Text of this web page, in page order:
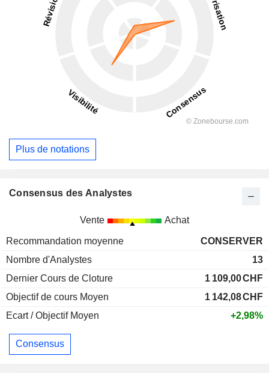
Plus de notations
Consensus des Analystes
Vente Achat
Recommandation moyenne
CONSERVER
Nombre d'Analystes
13
Dernier Cours de Cloture
1 109,00CHF
Objectif de cours Moyen
1 142,08CHF
Ecart / Objectif Moyen
+2,98%
Consensus